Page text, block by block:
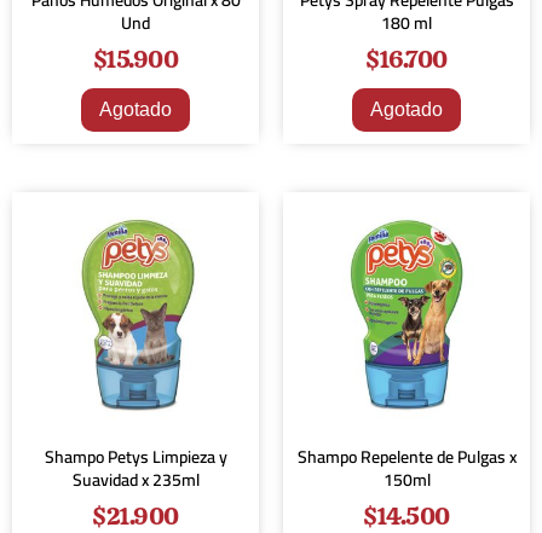
Und
$15.900
Agotado
180 ml
$16.700
Agotado
Shampo Petys Limpieza y
Suavidad x 235ml
$21.900
Shampo Repelente de Pulgas x
150ml
$14.500